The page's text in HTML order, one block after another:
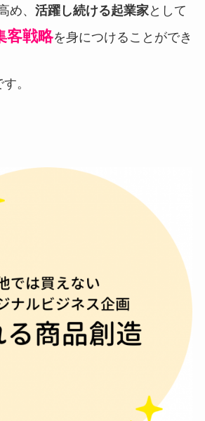
め、 活躍し続ける起業家として
客戦略を身につけることができ
。